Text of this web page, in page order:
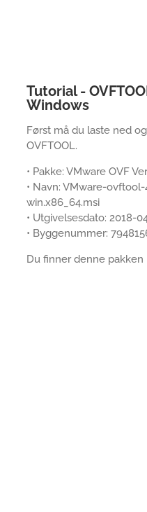
Tutorial -
Windows
Først må du laste ned
OVFTOOL.
• Pakke: VMware OVF
• Navn: VMware-ovftool-
win.x86_64.msi
• Utgivelsesdato: 2018-
• Byggenummer:
Du finner denne pakken